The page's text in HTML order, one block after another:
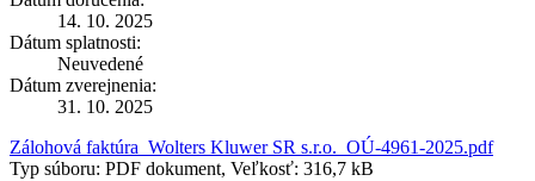
14. 10. 2025
Dátum splatnosti:
Neuvedené
Dátum zverejnenia:
31. 10. 2025
Zálohová faktúra_Wolters Kluwer SR s.r.o._OÚ-4961-2025.pdf
Typ súboru: PDF dokument, Veľkosť: 316,7 kB